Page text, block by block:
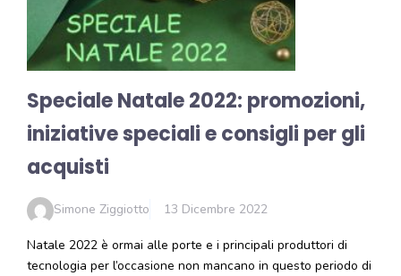
Speciale Natale 2022: promozioni,
iniziative speciali e consigli per gli
acquisti
Simone Ziggiotto 13 Dicembre 2022
Natale 2022 è ormai alle porte e i principali produttori di
tecnologia per l’occasione non mancano in questo periodo di